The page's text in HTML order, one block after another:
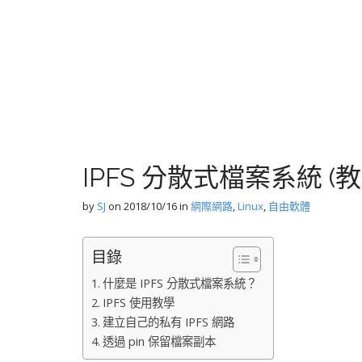
IPFS 分散式檔案系統 (
by SJ on 2018/10/16in 網際網路,Linux, 自由軟體
目錄
什麼是 IPFS 分散式檔案系統？
IPFS 使用教學
建立自己的私有 IPFS 網路
透過 pin 保留檔案副本